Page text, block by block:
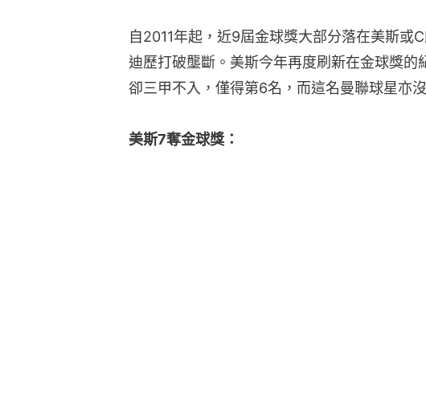
自2011年起，近9屆金球獎大部分落在美斯或
迪歷打破壟斷。美斯今年再度刷新在金球獎的
卻三甲不入，僅得第6名，而這名曼聯球星亦
美斯7奪金球獎：